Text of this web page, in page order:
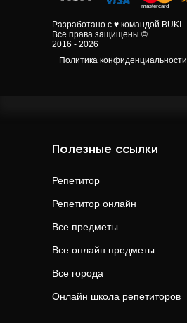
Разработано с ♥ командой BUKI
Все права защищены ©
2016 - 2026
Политика конфиденциальности
Полезные ссылки
Репетитор
Репетитор онлайн
Все предметы
Все онлайн предметы
Все города
Онлайн школа репетиторов